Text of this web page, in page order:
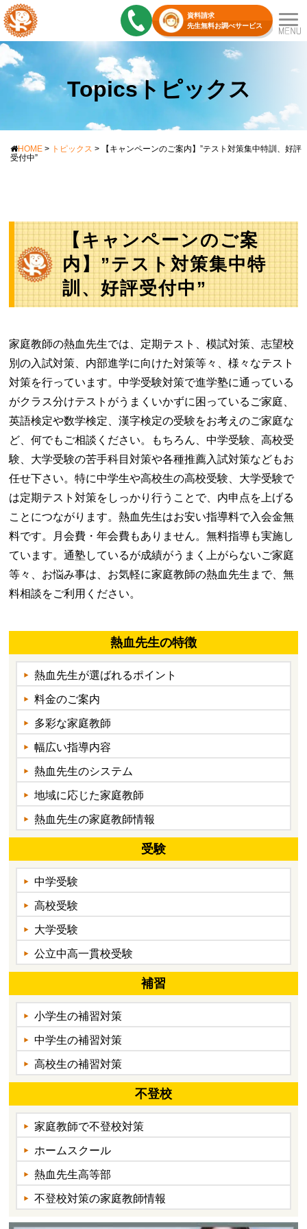
資料請求
先生無料お調べサービス
Topicsトピックス
HOME > トピックス >
【キャンペーンのご案内】”テスト対策集中特訓、好評
受付中”
【キャンペーンのご案
内】”テスト対策集中特
訓、好評受付中”
家庭教師の熱血先生では、定期テスト、模試対策、志望校
別の入試対策、内部進学に向けた対策等々、様々なテスト
対策を行っています。中学受験対策で進学塾に通っている
がクラス分けテストがうまくいかずに困っているご家庭、
英語検定や数学検定、漢字検定の受験をお考えのご家庭な
ど、何でもご相談ください。もちろん、中学受験、高校受
験、大学受験の苦手科目対策や各種推薦入試対策などもお
任せ下さい。特に中学生や高校生の高校受験、大学受験で
は定期テスト対策をしっかり行うことで、内申点を上げる
ことにつながります。熱血先生はお安い指導料で入会金無
料です。月会費・年会費もありません。無料指導も実施し
ています。通塾しているが成績がうまく上がらないご家庭
等々、お悩み事は、お気軽に家庭教師の熱血先生まで、無
料相談をご利用ください。
熱血先生の特徴
熱血先生が選ばれるポイント
料金のご案内
多彩な家庭教師
幅広い指導内容
熱血先生のシステム
地域に応じた家庭教師
熱血先生の家庭教師情報
受験
中学受験
高校受験
大学受験
公立中高一貫校受験
補習
小学生の補習対策
中学生の補習対策
高校生の補習対策
不登校
家庭教師で不登校対策
ホームスクール
熱血先生高等部
不登校対策の家庭教師情報